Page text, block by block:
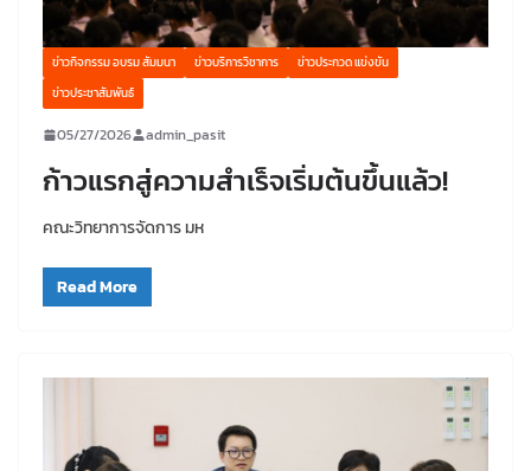
ข่าวกิจกรรม อบรม สัมมนา ข่าวบริการวิชาการ
ข่าวประกวด แข่งขัน
ข่าวประชาสัมพันธ์
05/27/2026 admin_pasit
ก้าวแรกสู่ความสำเร็จเริ่มต้นขึ้นแล้ว!
คณะวิทยาการจัดการ มห
Read More